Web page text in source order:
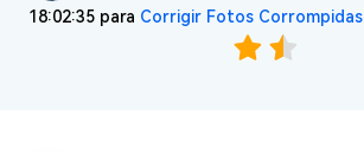
18:02:35 para Corrigir Fotos Corrompidas